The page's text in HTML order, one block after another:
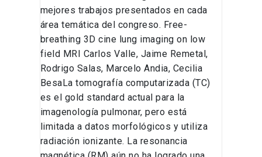
mejores trabajos presentados en cada
área temática del congreso. Free-
breathing 3D cine lung imaging on low
field MRI Carlos Valle, Jaime Remetal,
Rodrigo Salas, Marcelo Andia, Cecilia
BesaLa tomografía computarizada (TC)
es el gold standard actual para la
imagenología pulmonar, pero está
limitada a datos morfológicos y utiliza
radiación ionizante. La resonancia